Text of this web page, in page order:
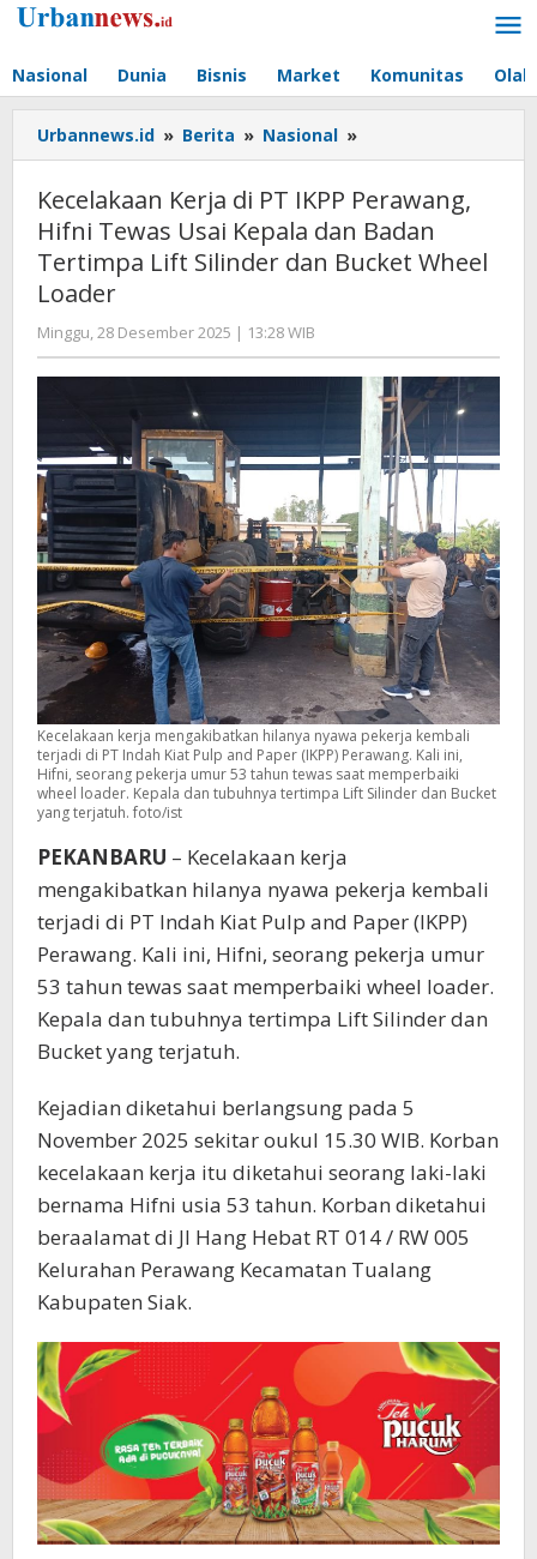
Lewati
Nasional Dunia Bisnis Market Komunitas
Urbannews.id » Berita » Nasional »
Kerja
PT
IKPP
Perawang,
Kepala
dan
Badan
Tertimpa
Lift
Silinder
dan
Bucket
Wheel
Loader
Kecelakaan Kerja di PT IKPP Perawang,
Hifni Tewas Usai Kepala dan Badan
Tertimpa Lift Silinder dan Bucket Wheel
Loader
Minggu, 28 Desember 2025 | 13:28 WIB
Editor
Kecelakaan kerja mengakibatkan hilanya nyawa pekerja kembali
terjadi di PT Indah Kiat Pulp and Paper (IKPP) Perawang. Kali ini,
Hifni, seorang pekerja umur 53 tahun tewas saat memperbaiki
wheel loader. Kepala dan tubuhnya tertimpa Lift Silinder dan Bucket
yang terjatuh. foto/ist
PEKANBARU – Kecelakaan kerja
mengakibatkan hilanya nyawa pekerja kembali
terjadi di PT Indah Kiat Pulp and Paper (IKPP)
Perawang. Kali ini, Hifni, seorang pekerja umur
53 tahun tewas saat memperbaiki wheel loader.
Kepala dan tubuhnya tertimpa Lift Silinder dan
Bucket yang terjatuh.
Kejadian diketahui berlangsung pada 5
November 2025 sekitar oukul 15.30 WIB. Korban
kecelakaan kerja itu diketahui seorang laki-laki
bernama Hifni usia 53 tahun. Korban diketahui
beraalamat di Jl Hang Hebat RT 014 / RW 005
Kelurahan Perawang Kecamatan Tualang
Kabupaten Siak.